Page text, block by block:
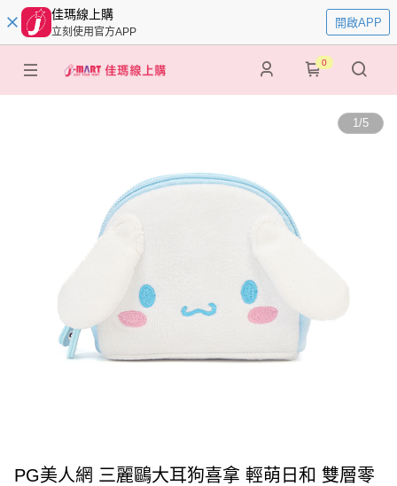
佳瑪線上購
立刻使用官方APP
開啟APP
0
1/5
PG美人網 三麗鷗大耳狗喜拿 輕萌日和 雙層零